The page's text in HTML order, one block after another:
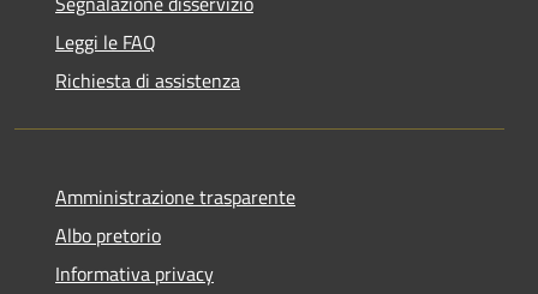
Leggi le FAQ
Richiesta di assistenza
Amministrazione trasparente
Albo pretorio
Informativa privacy